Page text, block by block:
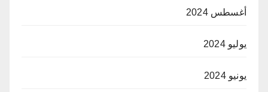
أغسطس 2024
يوليو 2024
يونيو 2024